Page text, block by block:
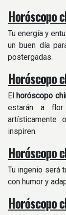
Horóscopo
Tu energía y
un buen día
postergadas.
Horóscopo
El horóscopo
estarán a flor
artísticamente
inspiren.
Horóscopo
Tu ingenio será
con humor y
Horóscopo